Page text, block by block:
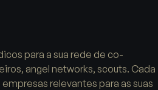
para a sua rede de co-
angel networks, scouts. Cada
relevantes para as suas